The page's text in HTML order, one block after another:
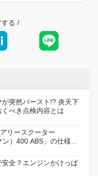
る /
突然バースト!? 炎天下
べき点検内容とは
リースクーター
）400 ABS」の仕様を
全？エンジンかけっぱ